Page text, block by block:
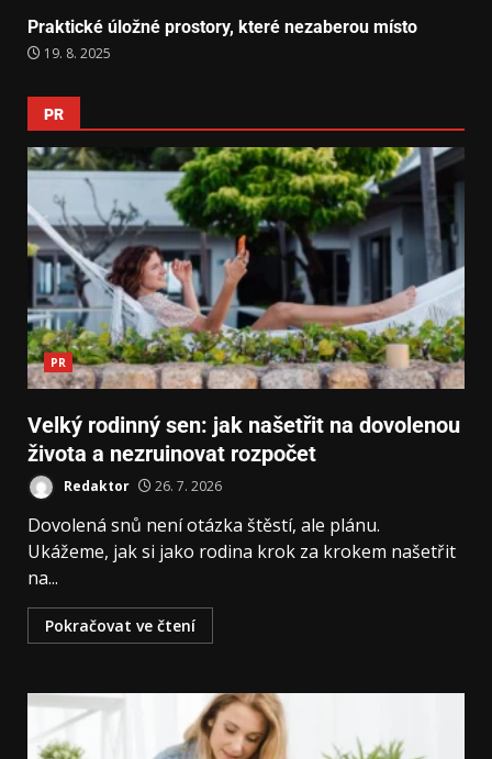
Praktické úložné prostory, které nezaberou místo
19. 8. 2025
PR
PR
Velký rodinný sen: jak našetřit na dovolenou
života a nezruinovat rozpočet
Redaktor 26. 7. 2026
Dovolená snů není otázka štěstí, ale plánu.
Ukážeme, jak si jako rodina krok za krokem našetřit
na...
Pokračovat ve čtení